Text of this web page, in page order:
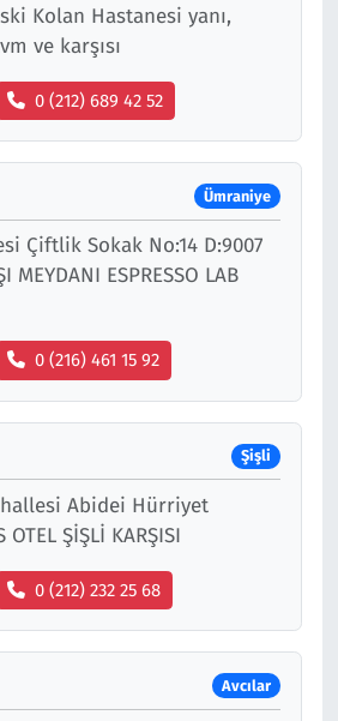
Kolan Hastanesi yanı,
ve karşısı
0 (212) 689 42 52
Ümraniye
Çiftlik Sokak No:14 D:9007
MEYDANI ESPRESSO LAB
0 (216) 461 15 92
Şişli
Abidei Hürriyet
ŞİŞLİ KARŞISI
0 (212) 232 25 68
Avcılar